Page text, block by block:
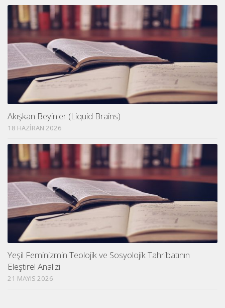
Akışkan Beyinler (Liquid Brains)
18 HAZIRAN 2026
Yeşil Feminizmin Teolojik ve Sosyolojik Tahribatının
Eleştirel Analizi
21 MAYIS 2026